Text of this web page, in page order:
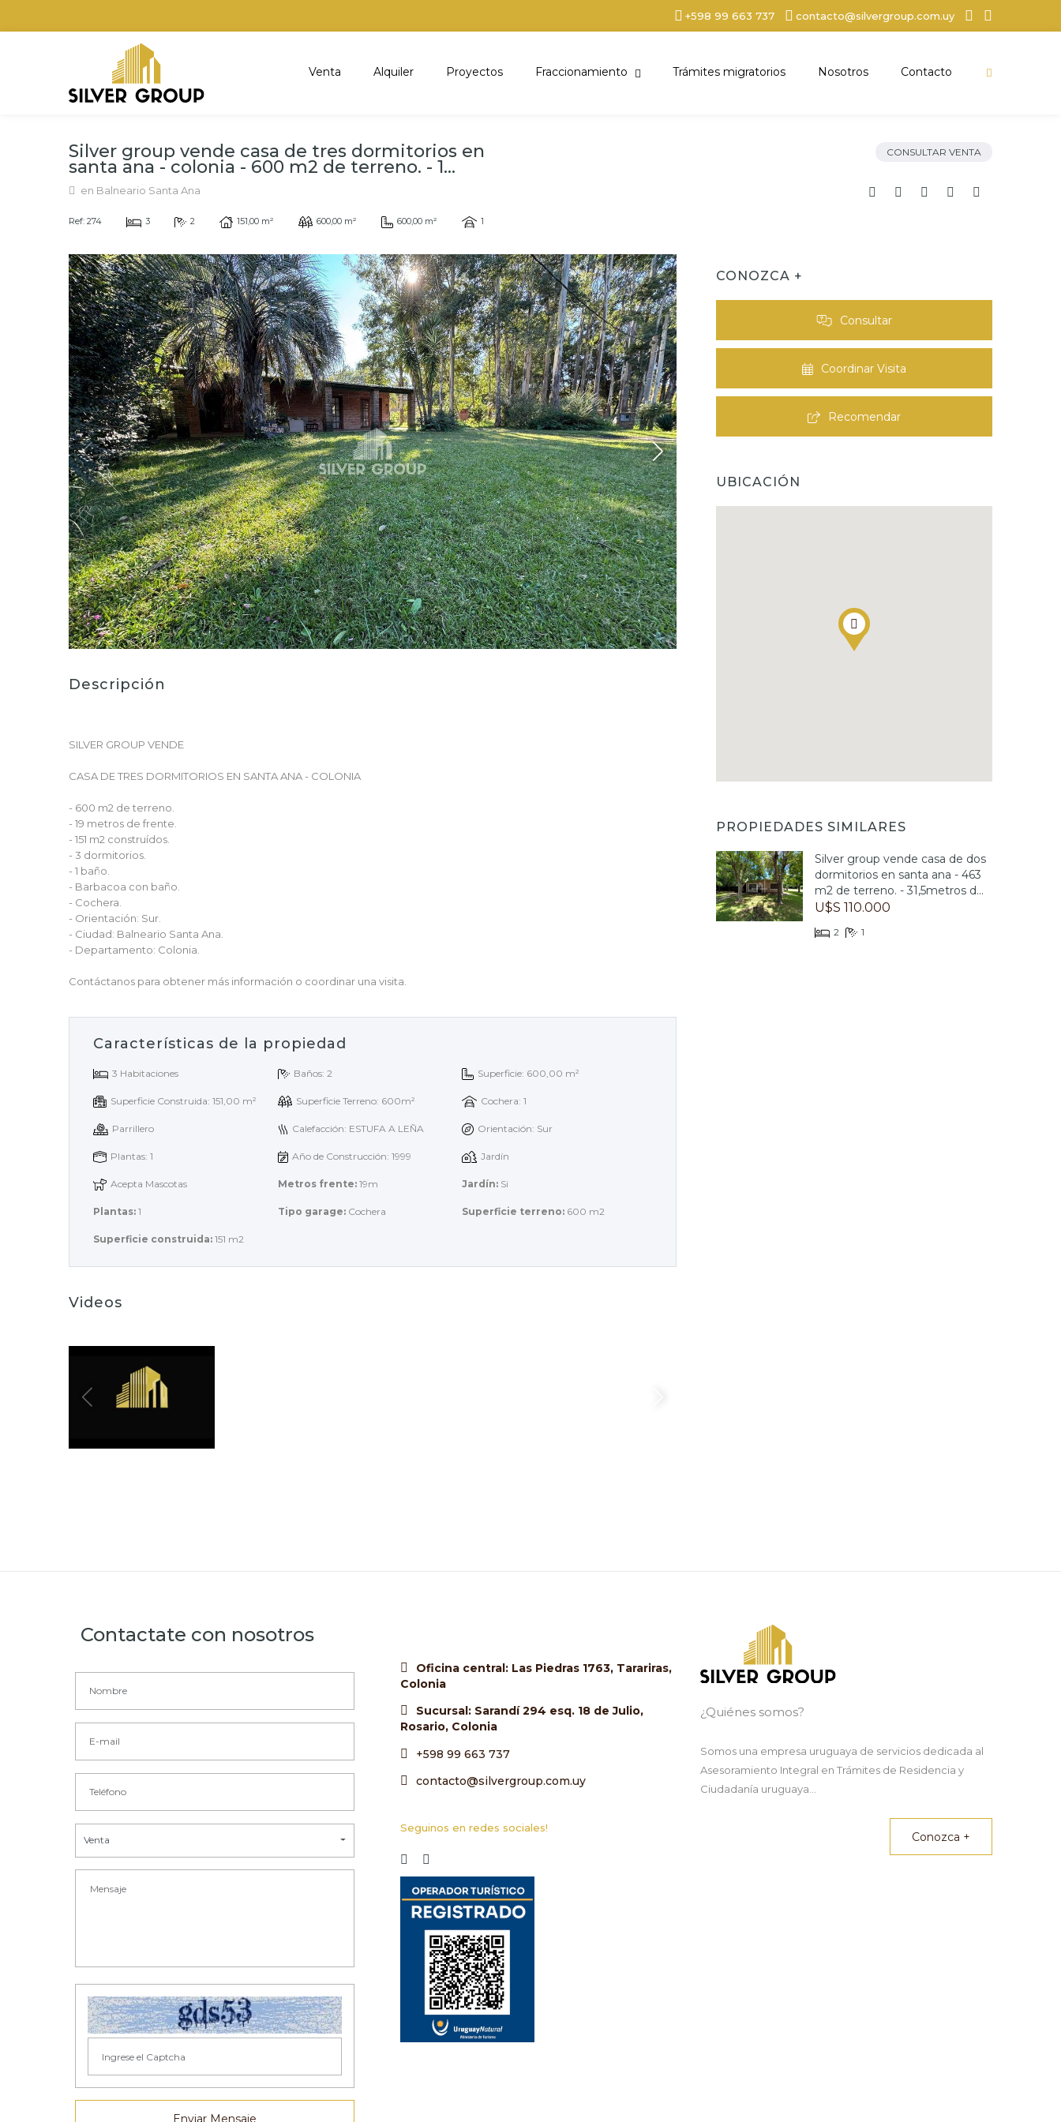
+598 99 663 737 contacto@silvergroup.com.uy
Venta Alquiler Proyectos Fraccionamiento Trámites migratorios Nosotros Contacto
Silver group vende casa de tres dormitorios en
santa ana - colonia - 600 m2 de terreno. - 1...
en Balneario Santa Ana
Ref: 274 3 2 151,00 m² 600,00 m² 600,00 m² 1
CONSULTAR VENTA
Descripción
SILVER GROUP VENDE
CASA DE TRES DORMITORIOS EN SANTA ANA - COLONIA
- 600 m2 de terreno.
- 19 metros de frente.
- 151 m2 construídos.
- 3 dormitorios.
- 1 baño.
- Barbacoa con baño.
- Cochera.
- Orientación: Sur.
- Ciudad: Balneario Santa Ana.
- Departamento: Colonia.
Contáctanos para obtener más información o coordinar una visita.
Características de la propiedad
3 Habitaciones Baños: 2 Superficie: 600,00 m²
Superficie Construida: 151,00 m² Superficie Terreno: 600m² Cochera: 1
Parrillero Calefacción: ESTUFA A LEÑA Orientación: Sur
Plantas: 1 Año de Construcción: 1999 Jardín
Acepta Mascotas Metros frente: 19m Jardín: Si
Plantas: 1 Tipo garage: Cochera Superficie terreno: 600 m2
Superficie construida: 151 m2
Videos
CONOZCA +
Consultar
Coordinar Visita
Recomendar
UBICACIÓN
PROPIEDADES SIMILARES
Silver group vende casa de dos
dormitorios en santa ana - 463
m2 de terreno. - 31,5metros d...
U$S 110.000
2 1
Contactate con nosotros
Venta
Enviar Mensaje
Oficina central: Las Piedras 1763, Tarariras,
Colonia
Sucursal: Sarandí 294 esq. 18 de Julio,
Rosario, Colonia
+598 99 663 737
contacto@silvergroup.com.uy
Seguinos en redes sociales!
¿Quiénes somos?
Somos una empresa uruguaya de servicios dedicada al
Asesoramiento Integral en Trámites de Residencia y
Ciudadanía uruguaya...
Conozca +